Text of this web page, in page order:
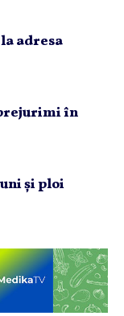
adresa
în
şi ploi